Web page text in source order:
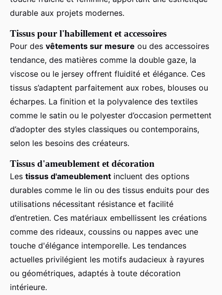
durable aux projets modernes.
Tissus pour l'habillement et accessoires
Pour des vêtements sur mesure ou des accessoires
tendance, des matières comme la double gaze, la
viscose ou le jersey offrent fluidité et élégance. Ces
tissus s’adaptent parfaitement aux robes, blouses ou
écharpes. La finition et la polyvalence des textiles
comme le satin ou le polyester d’occasion permettent
d’adopter des styles classiques ou contemporains,
selon les besoins des créateurs.
Tissus d'ameublement et décoration
Les tissus d'ameublement incluent des options
durables comme le lin ou des tissus enduits pour des
utilisations nécessitant résistance et facilité
d’entretien. Ces matériaux embellissent les créations
comme des rideaux, coussins ou nappes avec une
touche d'élégance intemporelle. Les tendances
actuelles privilégient les motifs audacieux à rayures
ou géométriques, adaptés à toute décoration
intérieure.